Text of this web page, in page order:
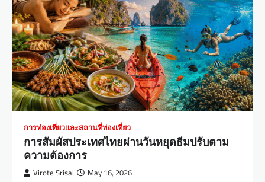
การท่องเที่ยวและสถานที่ท่องเที่ยว
การสัมผัสประเทศไทยผ่านวันหยุดธีมปรับตาม
ความต้องการ
Virote Srisai May 16, 2026